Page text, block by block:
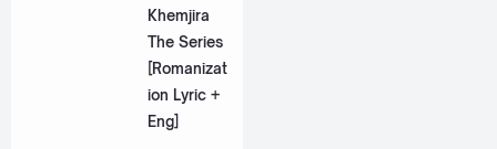
Khemjira
The Series
[Romanizat
ion Lyric +
Eng]